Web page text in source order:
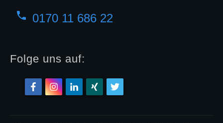
0170 11 686 22
Folge uns auf: